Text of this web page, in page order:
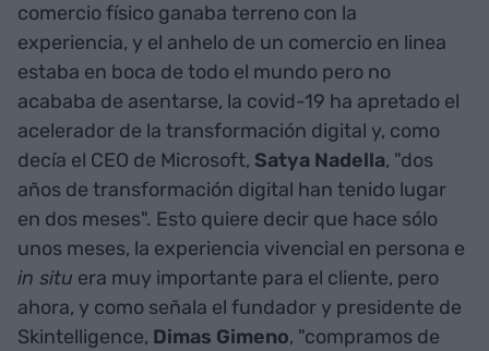
comercio físico ganaba terreno con la
experiencia, y el anhelo de un comercio en linea
estaba en boca de todo el mundo pero no
acababa de asentarse, la covid-19 ha apretado el
acelerador de la transformación digital y, como
decía el CEO de Microsoft, Satya Nadella, "dos
años de transformación digital han tenido lugar
en dos meses". Esto quiere decir que hace sólo
unos meses, la experiencia vivencial en persona e
in situ era muy importante para el cliente, pero
ahora, y como señala el fundador y presidente de
Skintelligence, Dimas Gimeno, "compramos de